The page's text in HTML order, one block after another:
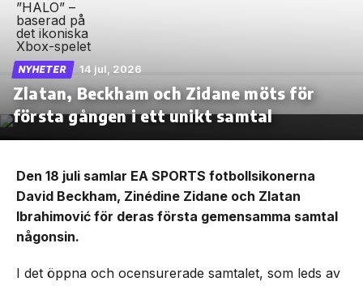
NYHETER 14 jul, 2026
Zlatan, Beckham och Zidane möts för
första gången i ett unikt samtal
Den 18 juli samlar EA SPORTS fotbollsikonerna
David Beckham, Zinédine Zidane och Zlatan
Ibrahimović för deras första gemensamma samtal
någonsin.
I det öppna och ocensurerade samtalet, som leds av